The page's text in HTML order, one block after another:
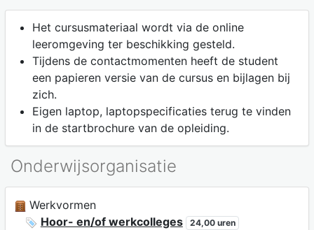
Het cursusmateriaal wordt via de online
leeromgeving ter beschikking gesteld.
Tijdens de contactmomenten heeft de student
een papieren versie van de cursus en bijlagen bij
zich.
Eigen laptop, laptopspecificaties terug te vinden
in de startbrochure van de opleiding.
Onderwijsorganisatie
Werkvormen
Hoor- en/of werkcolleges
24,00 uren